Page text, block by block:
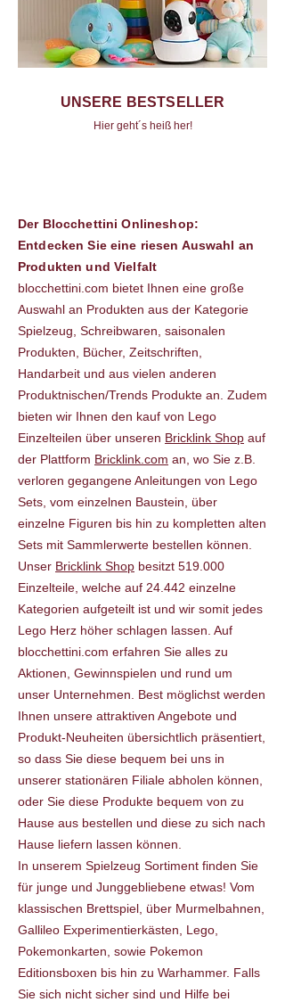
UNSERE BESTSELLER
Hier geht´s heiß her!
Der Blocchettini Onlineshop:
Entdecken Sie eine riesen Auswahl an
Produkten und Vielfalt
blocchettini.com bietet Ihnen eine große
Auswahl an Produkten aus der Kategorie
Spielzeug, Schreibwaren, saisonalen
Produkten, Bücher, Zeitschriften,
Handarbeit und aus vielen anderen
Produktnischen/Trends Produkte an. Zudem
bieten wir Ihnen den kauf von Lego
Einzelteilen über unseren Bricklink Shop auf
der Plattform Bricklink.com an, wo Sie z.B.
verloren gegangene Anleitungen von Lego
Sets, vom einzelnen Baustein, über
einzelne Figuren bis hin zu kompletten alten
Sets mit Sammlerwerte bestellen können.
Unser Bricklink Shop besitzt 519.000
Einzelteile, welche auf 24.442 einzelne
Kategorien aufgeteilt ist und wir somit jedes
Lego Herz höher schlagen lassen. Auf
blocchettini.com erfahren Sie alles zu
Aktionen, Gewinnspielen und rund um
unser Unternehmen. Best möglichst werden
Ihnen unsere attraktiven Angebote und
Produkt-Neuheiten übersichtlich präsentiert,
so dass Sie diese bequem bei uns in
unserer stationären Filiale abholen können,
oder Sie diese Produkte bequem von zu
Hause aus bestellen und diese zu sich nach
Hause liefern lassen können.
In unserem Spielzeug Sortiment finden Sie
für junge und Junggebliebene etwas! Vom
klassischen Brettspiel, über Murmelbahnen,
Gallileo Experimentierkästen, Lego,
Pokemonkarten, sowie Pokemon
Editionsboxen bis hin zu Warhammer. Falls
Sie sich nicht sicher sind und Hilfe bei